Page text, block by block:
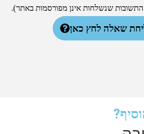
התשובות שנשלחות אינן מפורסמות באתר).
שאלה לחץ כאן